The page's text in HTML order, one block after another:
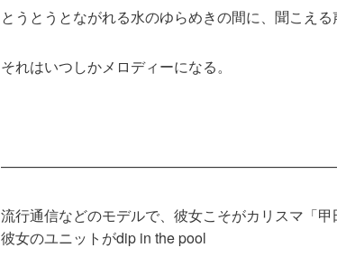
とうとうとながれる水のゆらめきの間に、聞こえる
それはいつしかメロディーになる。
流行通信などのモデルで、彼女こそがカリスマ「甲
彼女のユニットがdip in the pool